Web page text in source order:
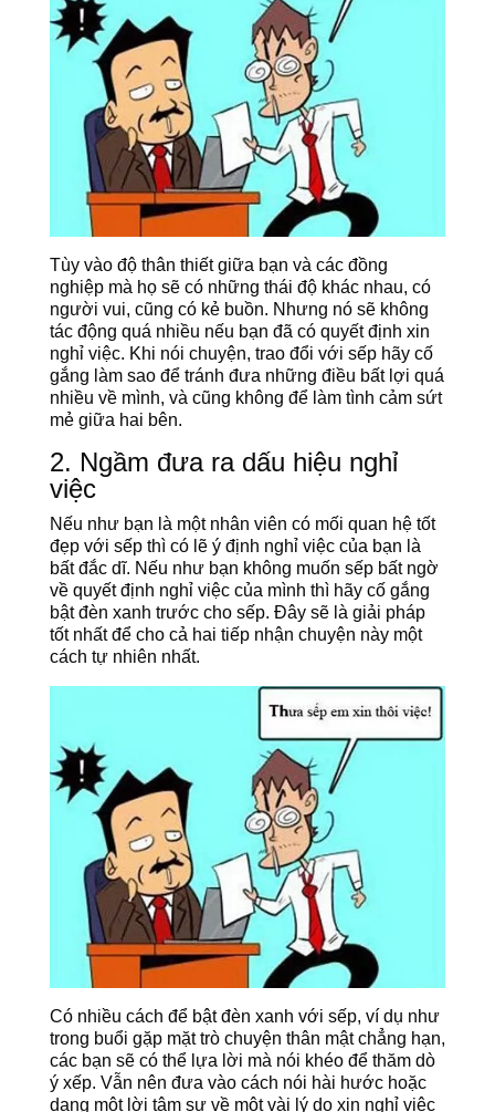
Tùy vào độ thân thiết giữa bạn và các đồng
nghiệp mà họ sẽ có những thái độ khác nhau, có
người vui, cũng có kẻ buồn. Nhưng nó sẽ không
tác động quá nhiều nếu bạn đã có quyết định xin
nghỉ việc. Khi nói chuyện, trao đổi với sếp hãy cố
gắng làm sao để tránh đưa những điều bất lợi quá
nhiều về mình, và cũng không để làm tình cảm sứt
mẻ giữa hai bên.
2. Ngầm đưa ra dấu hiệu nghỉ
việc
Nếu như bạn là một nhân viên có mối quan hệ tốt
đẹp với sếp thì có lẽ ý định nghỉ việc của bạn là
bất đắc dĩ. Nếu như bạn không muốn sếp bất ngờ
về quyết định nghỉ việc của mình thì hãy cố gắng
bật đèn xanh trước cho sếp. Đây sẽ là giải pháp
tốt nhất để cho cả hai tiếp nhận chuyện này một
cách tự nhiên nhất.
Có nhiều cách để bật đèn xanh với sếp, ví dụ như
trong buổi gặp mặt trò chuyện thân mật chẳng hạn,
các bạn sẽ có thể lựa lời mà nói khéo để thăm dò
ý xếp. Vẫn nên đưa vào cách nói hài hước hoặc
dạng một lời tâm sự về một vài lý do xin nghỉ việc